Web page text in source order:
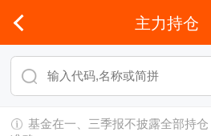
主力持仓
基金在一、三季报不披露全部持